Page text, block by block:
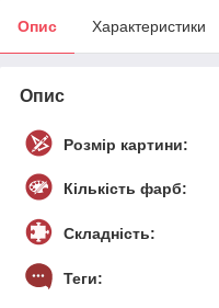
Опис Характеристики
Опис
Розмір картини:
Кількість фарб:
Складність:
Теги: